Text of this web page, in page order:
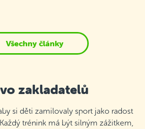
Všechny články
zakladatelů
si děti zamilovaly sport jako radost
trénink má být silným zážitkem,